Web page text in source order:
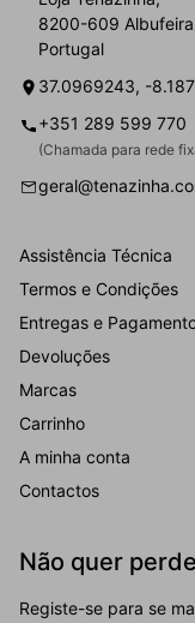
8200-609
Portugal
37.0969243, -
+351 289 599 770
(Chamada para rede
Assistência Técnica
Termos e Condições
Entregas e
Devoluções
Marcas
Carrinho
A minha conta
Contactos
Não quer
Registe-se para se